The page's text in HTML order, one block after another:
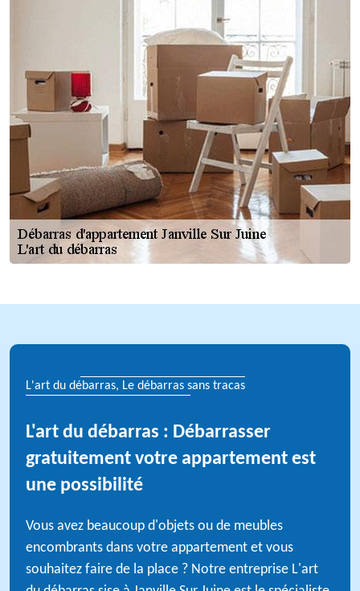
L'art du débarras, Le débarras sans tracas
L'art du débarras : Débarrasser
gratuitement votre appartement est
une possibilité
Vous avez beaucoup d'objets ou de meubles
encombrants dans votre appartement et vous
souhaitez faire de la place ? Notre entreprise L'art